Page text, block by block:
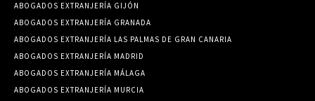
ABOGADOS EXTRANJERÍA GIJÓN
ABOGADOS EXTRANJERÍA GRANADA
ABOGADOS EXTRANJERÍA LAS PALMAS DE GRAN CANARIA
ABOGADOS EXTRANJERÍA MADRID
ABOGADOS EXTRANJERÍA MÁLAGA
ABOGADOS EXTRANJERÍA MURCIA